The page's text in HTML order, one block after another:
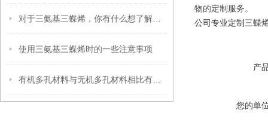
使用三氨基三蝶烯时的一些注意事项
物的定制服务。
公司专业定制 三蝶
产
您的单